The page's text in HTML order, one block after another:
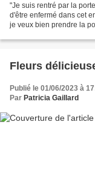
"Je suis rentré par la
d'être enfermé dans cet
je veux bien prendre la
Fleurs
Publié le 01/06/2023 à
Par Patricia Gaillard